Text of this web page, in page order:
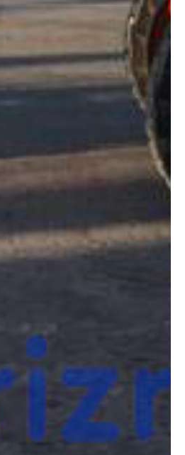
desde el siguiente botón o ponte
un asesoramiento más personal.
y recibiremos tu solicitud
ponernos en contacto